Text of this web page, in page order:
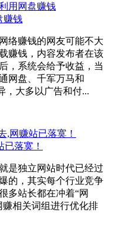
赚钱
络赚钱的网友可能不大
赚钱，内容发布者在该
，系统会给予收益，当
网盘、千军万马和
，大多以广告和付...
落寞！
是独立网站时代已经过
的，其实每个行业竞争
多站长都在冲着“网
相关词组进行优化排